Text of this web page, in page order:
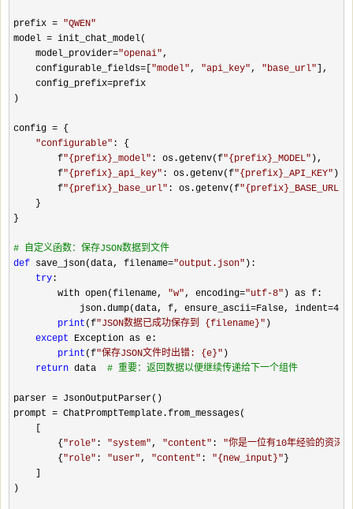
prefix = "QWEN"
model = init_chat_model(
    model_provider
="openai",
    configurable_fields
=[ "model", "api_key", "base_url" ],
    config_prefix
=prefix
)
config = {
"configurable" : {
        f
"{prefix}_model" : os.getenv(f"{prefix}_MODEL" ),
        f
"{prefix}_api_key" : os.getenv(f"{prefix}_API_KEY" ),
        f
"{prefix}_base_url" : os.getenv(f"{prefix}_BASE_URL
    }
}
# 自定义函数：保存JSON数据到文件
def save_json(data, filename="output.json" ):
try :
        with open(filename,
"w", encoding="utf-8" ) as f:
            json.dump(data, f, ensure_ascii
=False, indent=4
print (f"JSON数据已成功保存到 {filename}" )
except Exception as e:
print (f"保存JSON文件时出错: {e}" )
return data # 重要：返回数据以便继续传递给下一个组件
parser = JsonOutputParser()
prompt = ChatPromptTemplate.from_messages(
        {
"role" : "system", "content" : "你是一位有10年经验的资
        {
"role" : "user", "content" : "{new_input}" }
)